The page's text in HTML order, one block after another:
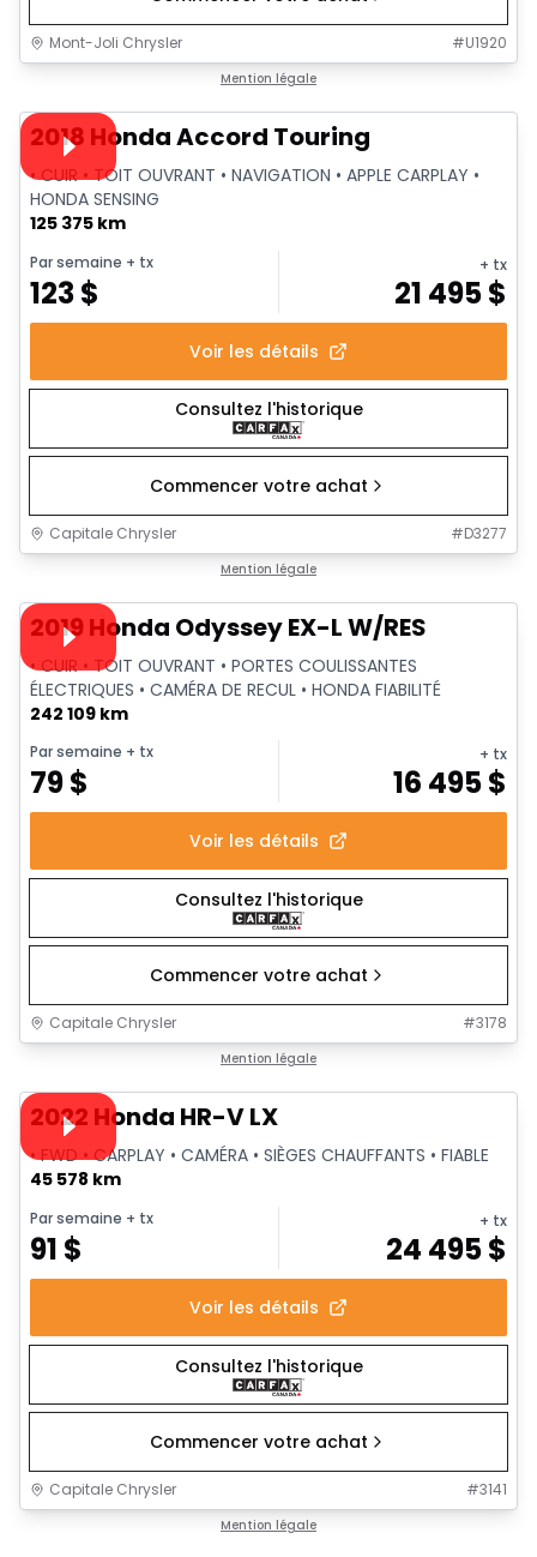
Mont-Joli Chrysler #U1920
Mention légale
Vidéo disponible
2018 Honda Accord Touring
• CUIR • TOIT OUVRANT • NAVIGATION • APPLE CARPLAY •
HONDA SENSING
125 375 km
Par semaine + tx
123$
+ tx
21 495$
Voir les détails
Consultez l'historique
Commencer votre achat
Capitale Chrysler #D3277
Mention légale
Vidéo disponible
2019 Honda Odyssey EX-L W/RES
• CUIR • TOIT OUVRANT • PORTES COULISSANTES
ÉLECTRIQUES • CAMÉRA DE RECUL • HONDA FIABILITÉ
242 109 km
Par semaine + tx
79$
+ tx
16 495$
Voir les détails
Consultez l'historique
Commencer votre achat
Capitale Chrysler #3178
Mention légale
Vidéo disponible
2022 Honda HR-V LX
• FWD • CARPLAY • CAMÉRA • SIÈGES CHAUFFANTS • FIABLE
45 578 km
Par semaine + tx
91 $
+ tx
24 495$
Voir les détails
Consultez l'historique
Commencer votre achat
Capitale Chrysler #3141
Mention légale